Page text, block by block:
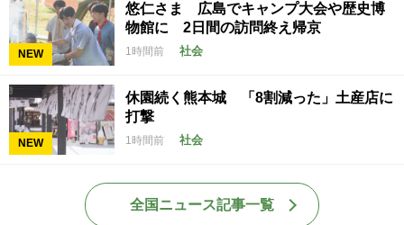
NEW
悠仁さま 広島でキャンプ大会や歴史博
物館に 2日間の訪問終え帰京
1時間前 社会
NEW
休園続く熊本城 「8割減った」土産店に
打撃
1時間前 社会
全国ニュース記事一覧